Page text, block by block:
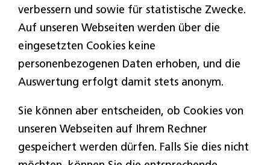
verbessern und sowie für statistische Zwecke.
Auf unseren Webseiten werden über die
eingesetzten Cookies keine
personenbezogenen Daten erhoben, und die
Auswertung erfolgt damit stets anonym.
Sie können aber entscheiden, ob Cookies von
unseren Webseiten auf Ihrem Rechner
gespeichert werden dürfen. Falls Sie dies nicht